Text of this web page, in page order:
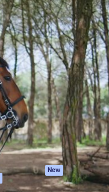
Começar
Academy
Documentação
Atendimento
Termos e
condições
Política de
privacidade
Originais New
Política de cookies